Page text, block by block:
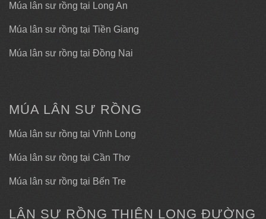
Múa lân sư rồng tại Long An
Múa lân sư rồng tại Tiền Giang
Múa lân sư rồng tại Đồng Nai
MÚA LÂN SƯ RỒNG
Múa lân sư rồng tại Vĩnh Long
Múa lân sư rồng tại Cần Thơ
Múa lân sư rồng tại Bến Tre
LÂN SƯ RỒNG THIÊN LONG ĐƯỜNG